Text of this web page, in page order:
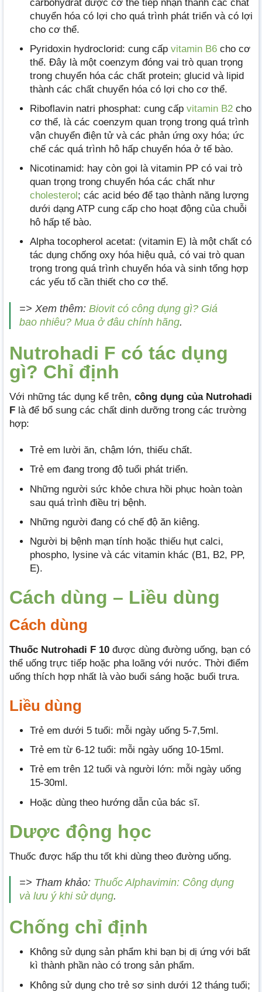
carbohydrat được cơ thể tiếp nhận thành các chất
chuyển hóa có lợi cho quá trình phát triển và có lợi
cho cơ thể.
Pyridoxin hydroclorid: cung cấp vitamin B6 cho cơ
thể. Đây là một coenzym đóng vai trò quan trọng
trong chuyển hóa các chất protein; glucid và lipid
thành các chất chuyển hóa có lợi cho cơ thể.
Riboflavin natri phosphat: cung cấp vitamin B2 cho
cơ thể, là các coenzym quan trọng trong quá trình
vận chuyển điện tử và các phản ứng oxy hóa; ức
chế các quá trình hô hấp chuyển hóa ở tế bào.
Nicotinamid: hay còn gọi là vitamin PP có vai trò
quan trọng trong chuyển hóa các chất như
cholesterol ; các acid béo để tạo thành năng lượng
dưới dạng ATP cung cấp cho hoạt động của chuỗi
hô hấp tế bào.
Alpha tocopherol acetat: (vitamin E) là một chất có
tác dụng chống oxy hóa hiệu quả, có vai trò quan
trọng trong quá trình chuyển hóa và sinh tổng hợp
các yếu tố cần thiết cho cơ thể.
=> Xem thêm: Biovit có công dụng gì? Giá
bao nhiêu? Mua ở đâu chính hãng.
Nutrohadi F có tác dụng
gì? Chỉ định
Với những tác dụng kể trên, công dụng của Nutrohadi
F là để bổ sung các chất dinh dưỡng trong các trường
hợp:
Trẻ em lười ăn, chậm lớn, thiếu chất.
Trẻ em đang trong độ tuổi phát triển.
Những người sức khỏe chưa hồi phục hoàn toàn
sau quá trình điều trị bệnh.
Những người đang có chế độ ăn kiêng.
Người bị bệnh mạn tính hoặc thiếu hụt calci,
phospho, lysine và các vitamin khác (B1, B2, PP,
E).
Cách dùng – Liều dùng
Cách dùng
Thuốc Nutrohadi F 10 được dùng đường uống, bạn có
thể uống trực tiếp hoặc pha loãng với nước. Thời điểm
uống thích hợp nhất là vào buổi sáng hoặc buổi trưa.
Liều dùng
Trẻ em dưới 5 tuổi: mỗi ngày uống 5-7,5ml.
Trẻ em từ 6-12 tuổi: mỗi ngày uống 10-15ml.
Trẻ em trên 12 tuổi và người lớn: mỗi ngày uống
15-30ml.
Hoặc dùng theo hướng dẫn của bác sĩ.
Dược động học
Thuốc được hấp thu tốt khi dùng theo đường uống.
=> Tham khảo: Thuốc Alphavimin: Công dụng
và lưu ý khi sử dụng.
Chống chỉ định
Không sử dụng sản phẩm khi bạn bị dị ứng với bất
kì thành phần nào có trong sản phẩm.
Không sử dụng cho trẻ sơ sinh dưới 12 tháng tuổi;